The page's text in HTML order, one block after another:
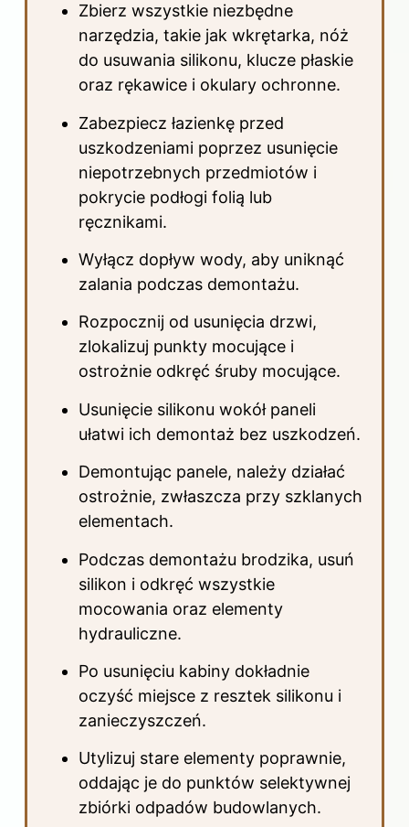
Zbierz wszystkie niezbędne
narzędzia, takie jak wkrętarka, nóż
do usuwania silikonu, klucze płaskie
oraz rękawice i okulary ochronne.
Zabezpiecz łazienkę przed
uszkodzeniami poprzez usunięcie
niepotrzebnych przedmiotów i
pokrycie podłogi folią lub
ręcznikami.
Wyłącz dopływ wody, aby uniknąć
zalania podczas demontażu.
Rozpocznij od usunięcia drzwi,
zlokalizuj punkty mocujące i
ostrożnie odkręć śruby mocujące.
Usunięcie silikonu wokół paneli
ułatwi ich demontaż bez uszkodzeń.
Demontując panele, należy działać
ostrożnie, zwłaszcza przy szklanych
elementach.
Podczas demontażu brodzika, usuń
silikon i odkręć wszystkie
mocowania oraz elementy
hydrauliczne.
Po usunięciu kabiny dokładnie
oczyść miejsce z resztek silikonu i
zanieczyszczeń.
Utylizuj stare elementy poprawnie,
oddając je do punktów selektywnej
zbiórki odpadów budowlanych.